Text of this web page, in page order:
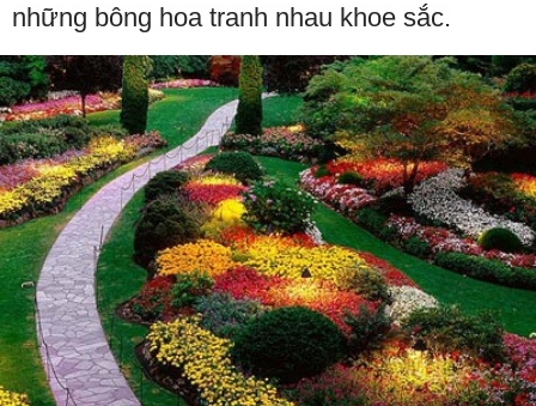
những bông hoa tranh nhau khoe sắc.